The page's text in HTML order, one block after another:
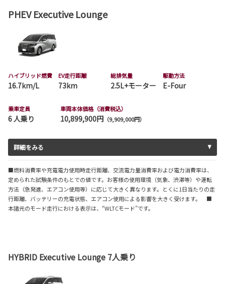
PHEV Executive Lounge
ハイブリッド燃費
16.7km/L
EV走行距離
73km
総排気量
2.5L+モーター
駆動方法
E-Four
乗車定員
6 人乗り
車両本体価格（消費税込）
10,899,900円 （9,909,000円）
詳細をみる
■燃料消費率や充電電力使用時走行距離、交流電力量消費率および電力消費率は、
定められた試験条件のもとでの値です。お客様の使用環境（気象、渋滞等）や運転
方法（急発進、エアコン使用等）に応じて大きく異なります。とくに1日当たりの走
行距離、バッテリーの充電状態、エアコン使用による影響を大きく受けます。 ■
本諸元のモード走行における表示は、“WLTCモード”です。
HYBRID Executive Lounge 7人乗り